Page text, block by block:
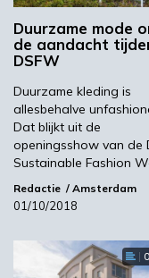
lector Dorien
een
toevoegingen in
Lees meer
visschubben in
BBE, Biobased
naar de
verscheen
Beeld: Jao
Duurzame mode
de aandacht
DSFW
Duurzame kleding is
allesbehalve
Dat blijkt uit de
openingsshow van de
Sustainable Fashion
Redactie Amsterdam
01/10/2018